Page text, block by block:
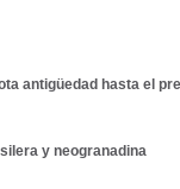
antigüedad hasta el
y neogranadina